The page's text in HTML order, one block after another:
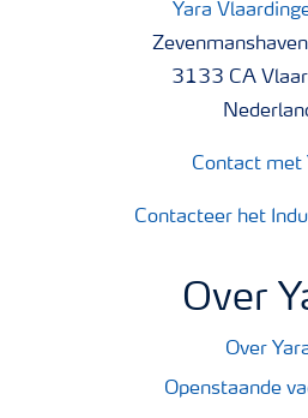
Yara
3133 CA
Contact met
Contacteer het
Over
Over
Openstaande